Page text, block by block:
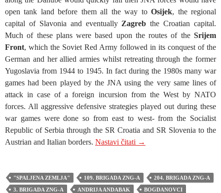
open tank land before them all the way toOsijek, the regional
capital of Slavonia and eventually Zagreb the Croatian capital.
Much of these plans were based upon the routes of the Srijem
Front, which the Soviet Red Army followed in its conquest of the
German and her allied armies whilst retreating through the former
Yugoslavia from 1944 to 1945. In fact during the 1980s many war
games had been played by the JNA using the very same lines of
attack in case of a foreign incursion from the West by NATO
forces. All aggressive defensive strategies played out during these
war games were done so from east to west- from the Socialist
Republic of Serbia through the SR Croatia and SR Slovenia to the
Austrian and Italian borders. Nastavi čitati The Battle of Nuštar:
→
"SPALJENA ZEMLJA" 109. BRIGADA ZNG-A
204. BRIGADA ZNG-A
3. BRIGADA ZNG-A
ANDRIJA ANDABAK
BOGDANOVCI